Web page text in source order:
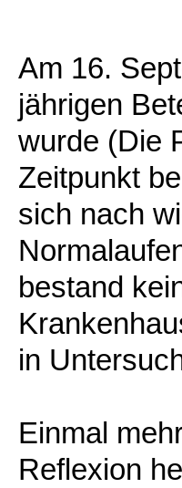
Am 16.
jährigen
wurde (Die
Zeitpunkt
sich nach
bestand
in
Einmal
Reflexion